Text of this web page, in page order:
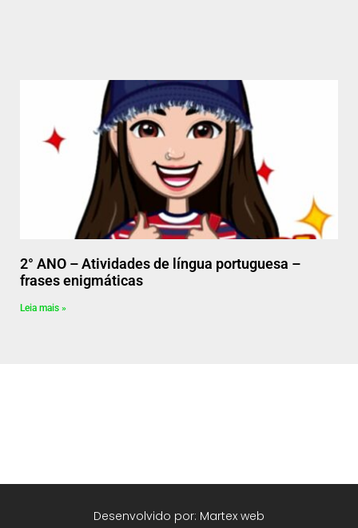
2° ANO – Atividades de língua portuguesa –
frases enigmáticas
Leia mais »
Desenvolvido por: Martex web